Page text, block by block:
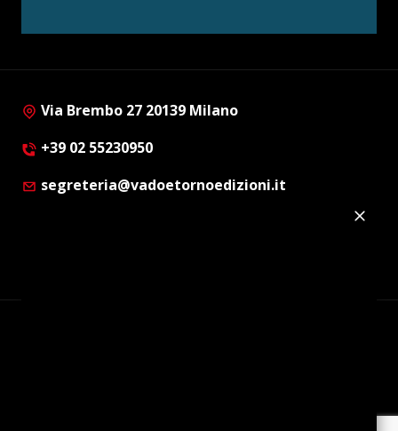
Via Brembo 27 20139 Milano
+39 02 55230950
segreteria@vadoetornoedizioni.it